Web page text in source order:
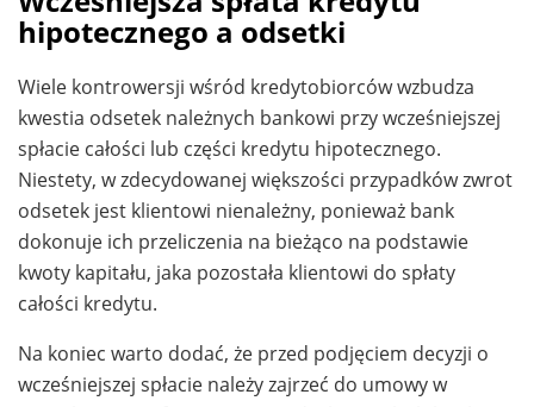
hipotecznego a odsetki
Wiele kontrowersji wśród kredytobiorców wzbudza
kwestia odsetek należnych bankowi przy wcześniejszej
spłacie całości lub części kredytu hipotecznego.
Niestety, w zdecydowanej większości przypadków zwrot
odsetek jest klientowi nienależny, ponieważ bank
dokonuje ich przeliczenia na bieżąco na podstawie
kwoty kapitału, jaka pozostała klientowi do spłaty
całości kredytu.
Na koniec warto dodać, że przed podjęciem decyzji o
wcześniejszej spłacie należy zajrzeć do umowy w